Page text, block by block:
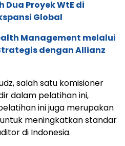
Dua Proyek WtE di
Global
Management melalui
dengan Allianz
salah satu komisioner
dalam pelatihan ini,
ini juga merupakan
meningkatkan standar
di Indonesia.